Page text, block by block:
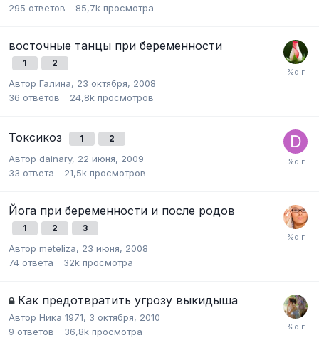
295 ответов 85,7k просмотра
восточные танцы при беременности
1 2
Автор Галина, 23 октября, 2008
36 ответов 24,8k просмотров
Токсикоз 1 2
Автор dainary, 22 июня, 2009
33 ответа 21,5k просмотров
Йога при беременности и после родов
1 2 3
Автор meteliza, 23 июня, 2008
74 ответа 32k просмотра
Как предотвратить угрозу выкидыша
Автор Ника 1971, 3 октября, 2010
9 ответов 36,8k просмотра